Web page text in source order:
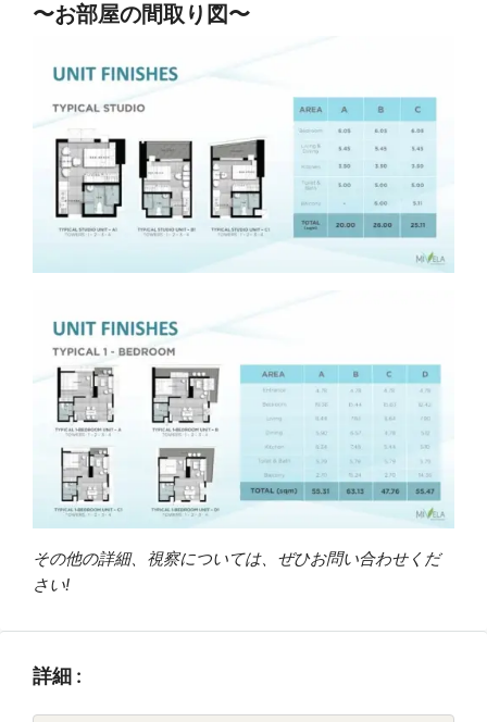
〜お部屋の間取り図〜
その他の詳細、視察については、ぜひお問い合わせくだ
さい!
詳細 :